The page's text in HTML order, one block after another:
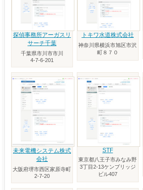
探偵事務所アーガスリ
サーチ千葉
千葉県市川市市川
4-7-6-201
トキワ水道株式会社
神奈川県横浜市旭区市沢
町８７０
未来電機システム株式
会社
大阪府堺市西区家原寺町
2-7-20
STF
東京都八王子市みなみ野
3丁目2-13ケンブリッジ
ビル407